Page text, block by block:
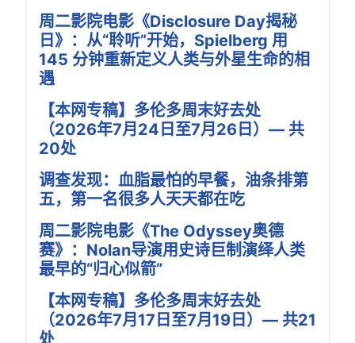
周二影院电影《Disclosure Day揭秘
日》：从“聆听”开始，Spielberg 用
145 分钟重新定义人类与外星生命的相
遇
【本网专稿】多伦多周末好去处
（2026年7月24日至7月26日）— 共
20处
调查发现：血脂最怕的早餐，油条排第
五，第一名很多人天天都在吃
周二影院电影《The Odyssey奥德
赛》：Nolan导演用史诗巨制演绎人类
最早的“归心似箭”
【本网专稿】多伦多周末好去处
（2026年7月17日至7月19日）— 共21
处